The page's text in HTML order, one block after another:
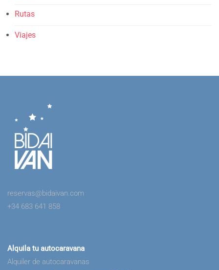
Rutas
Viajes
reservas@bidaivan.com
+34 683 641 858
Alquila tu autocaravana
Alquiler de autocaravanas